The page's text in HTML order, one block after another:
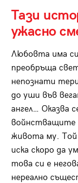
Тази
ужасно
Любовта има
преобръща
непознати
до уши във
ангел… Оказва
войнстващите
живота му. Той
иска скоро да
това си е
нереално